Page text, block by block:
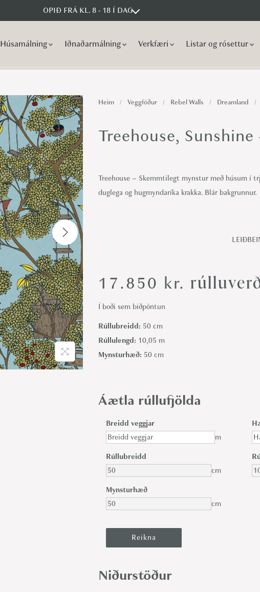
OPIÐ FRÁ KL. 8 - 18 Í DAG
Húsamálning Iðnaðarmálning Verkfæri Listar og rósettur
Treehouse,
Heim / Veggfóður / Rebel Walls / Dreamland /
17.850 kr.
Treehouse – Skemmtilegt mynstur með húsum í
duglega og hugmyndaríka krakka. Blár bakgrunnur.
Í boði sem biðpöntun
Rúllubreidd: 50 cm
Rúllulengd: 10,05 m
Mynsturhæð: 50 cm
Áætla rúllufjölda
Breidd veggjar
m
Rúllubreidd
cm
Mynsturhæð
cm
Niðurstöður